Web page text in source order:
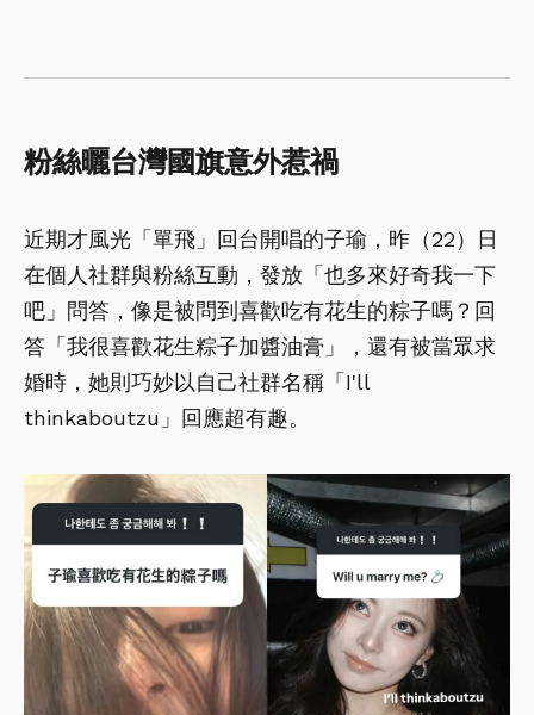
粉絲曬台灣國旗意外惹禍
近期才風光「單飛」回台開唱的子瑜，昨（22）日
在個人社群與粉絲互動，發放「也多來好奇我一下
吧」問答，像是被問到喜歡吃有花生的粽子嗎？回
答「我很喜歡花生粽子加醬油膏」，還有被當眾求
婚時，她則巧妙以自己社群名稱「I'll
thinkaboutzu」回應超有趣。